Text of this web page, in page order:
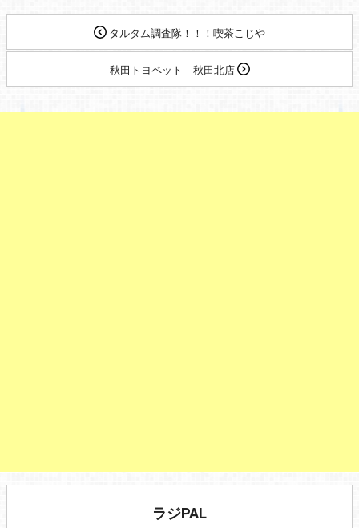
タルタム調査隊！！！喫茶こじや
秋田トヨペット 秋田北店
ラジPAL